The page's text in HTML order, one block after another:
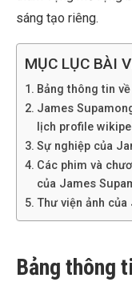
sáng tạo riêng.
MỤC LỤC BÀI
Bảng thông tin
James
lịch profile
Sự nghiệp của
Các phim và
của James
Thư viện ảnh
Bảng thông